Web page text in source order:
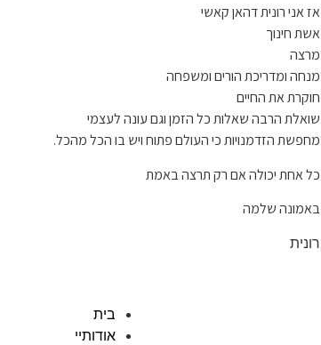
אז אני רונית דהאן קאשי
אשת חינוך
מרצה
מנחה ומדריכת הורים ומשפחה
חוקרת את החיים
שואלת הרבה שאלות כל הזמן וגם עונה לעצמי
מחפשת הזדמנויות כי העולם פתוח ויש בו הכל מהכל.
כל אחת יכולה אם רק תרצה באמת
באמונה שלמה
רונית
בית
אודותיי